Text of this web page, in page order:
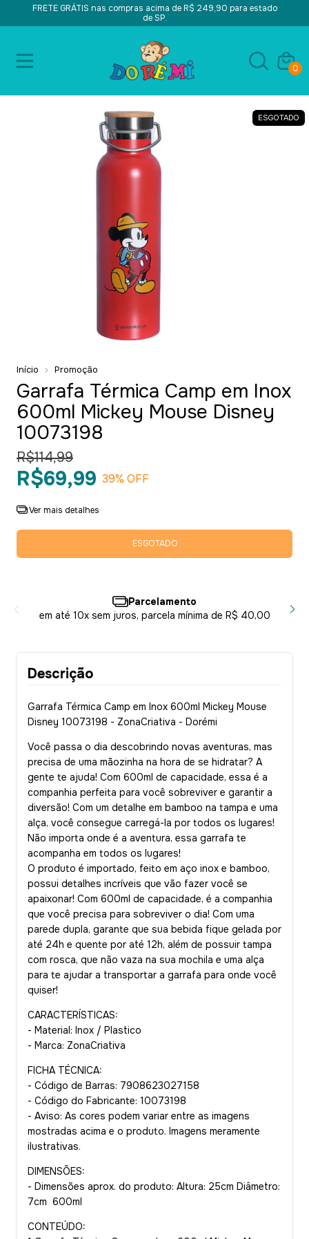
FRETE GRÁTIS nas compras acima de R$ 249,90 para estado
de SP.
0
ESGOTADO
Início Promoção
Garrafa Térmica Camp em Inox
600ml Mickey Mouse Disney
10073198
R$114,99
R$69,99 39% OFF
Ver mais detalhes
Parcelamento
em até 10x sem juros, parcela mínima de R$ 40,00
Descrição
Garrafa Térmica Camp em Inox 600ml Mickey Mouse
Disney 10073198 - ZonaCriativa - Dorémi
Você passa o dia descobrindo novas aventuras, mas
precisa de uma mãozinha na hora de se hidratar? A
gente te ajuda! Com 600ml de capacidade, essa é a
companhia perfeita para você sobreviver e garantir a
diversão! Com um detalhe em bamboo na tampa e uma
alça, você consegue carregá-la por todos os lugares!
Não importa onde é a aventura, essa garrafa te
acompanha em todos os lugares!
O produto é importado, feito em aço inox e bamboo,
possui detalhes incríveis que vão fazer você se
apaixonar! Com 600ml de capacidade, é a companhia
que você precisa para sobreviver o dia! Com uma
parede dupla, garante que sua bebida fique gelada por
até 24h e quente por até 12h, além de possuir tampa
com rosca, que não vaza na sua mochila e uma alça
para te ajudar a transportar a garrafa para onde você
quiser!
CARACTERÍSTICAS:
- Material: Inox / Plastico
- Marca: ZonaCriativa
FICHA TÉCNICA:
- Código de Barras: 7908623027158
- Código do Fabricante: 10073198
- Aviso: As cores podem variar entre as imagens
mostradas acima e o produto. Imagens meramente
ilustrativas.
DIMENSÕES:
- Dimensões aprox. do produto: Altura: 25cm Diâmetro:
7cm 600ml
CONTEÚDO: